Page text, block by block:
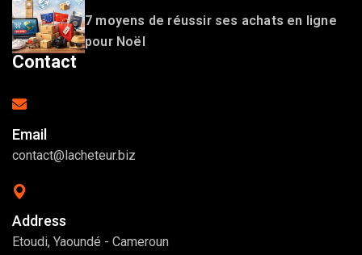
7 moyens de réussir ses achats en ligne
pour Noël
Contact
Email
contact@lacheteur.biz
Address
Etoudi, Yaoundé - Cameroun